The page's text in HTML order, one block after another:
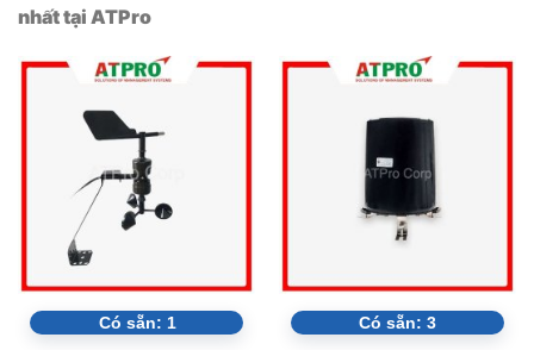
nhất tại ATPro
Có sẵn: 1 Có sẵn: 3